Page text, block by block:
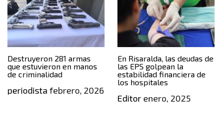
Destruyeron 281 armas
que estuvieron en manos
de criminalidad
periodista febrero, 2026
En Risaralda, las deudas de
las EPS golpean la
estabilidad financiera de
los hospitales
Editorenero, 2025